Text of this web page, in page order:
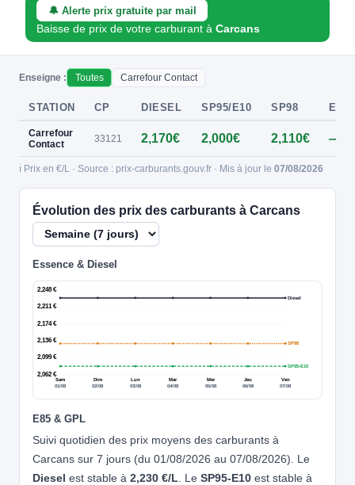
🔔 Alerte prix gratuite par mail
Baisse de prix de votre carburant àCarcans
Enseigne : Toutes Carrefour Contact
STATION CP DIESEL SP95/E10 SP98 E85
Carrefour
Contact
33121 2,170€ 2,000€ 2,110€ —
ℹ️ Prix en €/L · Source : prix-carburants.gouv.fr · Mis à jour le 07/08/2026
Évolution des prix des carburants à Carcans
Essence & Diesel
2,062 €
2,099 €
2,136 €
2,174 €
2,211 €
2,248 €
Sam
01/08
Dim
02/08
Lun
03/08
Mar
04/08
Mer
05/08
Jeu
06/08
Ven
07/08
Diesel
SP95-E10
SP98
E85 & GPL
Suivi quotidien des prix moyens des carburants à
Carcans sur 7 jours (du 01/08/2026 au 07/08/2026). Le
Diesel est stable à 2,230 €/L . Le SP95-E10 est stable à